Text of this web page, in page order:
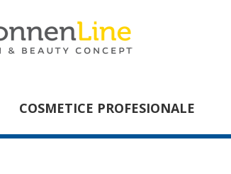
COSMETICE PROFESIONALE